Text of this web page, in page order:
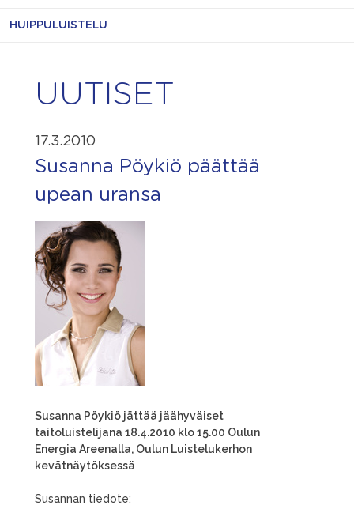
HUIPPULUISTELU
UUTISET
17.3.2010
Susanna Pöykiö päättää
upean uransa
Susanna Pöykiö jättää jäähyväiset
taitoluistelijana 18.4.2010 klo 15.00 Oulun
Energia Areenalla, Oulun Luistelukerhon
kevätnäytöksessä
Susannan tiedote: